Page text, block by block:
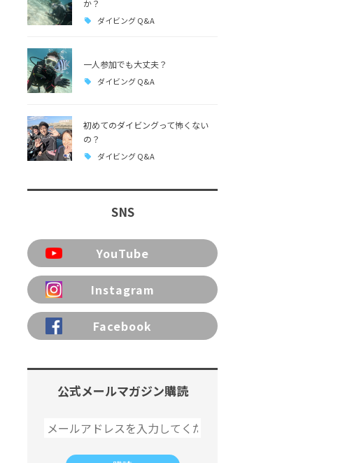
か？
ダイビング Q&A
一人参加でも大丈夫？
ダイビング Q&A
初めてのダイビングって怖くない
の？
ダイビング Q&A
SNS
YouTube
Instagram
Facebook
公式メールマガジン購読